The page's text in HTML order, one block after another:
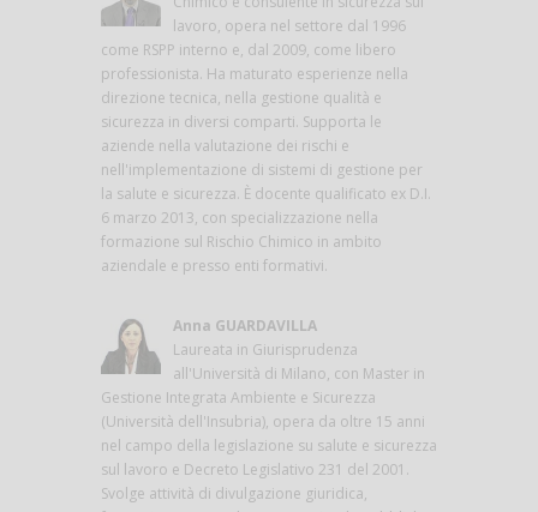
lavoro, opera nel settore dal 1996
come RSPP interno e, dal 2009, come libero
professionista. Ha maturato esperienze nella
direzione tecnica, nella gestione qualità e
sicurezza in diversi comparti. Supporta le
aziende nella valutazione dei rischi e
nell'implementazione di sistemi di gestione per
la salute e sicurezza. È docente qualificato ex D.I.
6 marzo 2013, con specializzazione nella
formazione sul Rischio Chimico in ambito
aziendale e presso enti formativi.
Anna GUARDAVILLA
Laureata in Giurisprudenza
all'Università di Milano, con Master in
Gestione Integrata Ambiente e Sicurezza
(Università dell'Insubria), opera da oltre 15 anni
nel campo della legislazione su salute e sicurezza
sul lavoro e Decreto Legislativo 231 del 2001.
Svolge attività di divulgazione giuridica,